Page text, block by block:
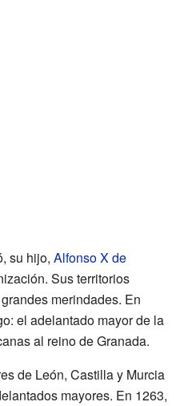
su hijo, Alfonso X de
Sus territorios
merindades. En
el adelantado mayor de la
al reino de Granada.
de León, Castilla y Murcia
mayores. En 1263,